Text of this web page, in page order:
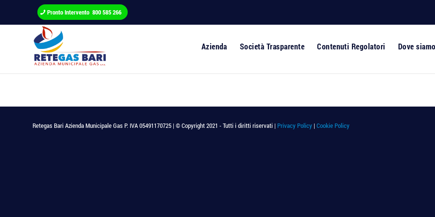
Pronto Intervento 800 585 266
Azienda Società Trasparente Contenuti Regolatori Dove
Retegas Bari Azienda Municipale Gas P. IVA 05491170725 | © Copyright 2021 - Tutti i diritti riservati | Privacy Policy | Cookie Policy